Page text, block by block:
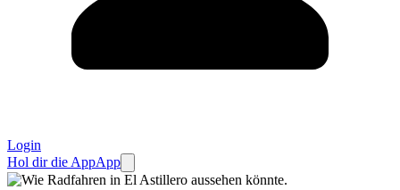
Login
Hol dir die AppApp